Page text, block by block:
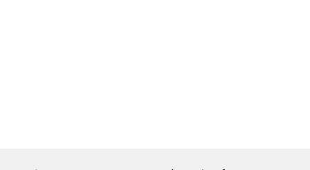
lại sự khác biệt rõ rệt về độ mượt mà trong mọi thao tác so